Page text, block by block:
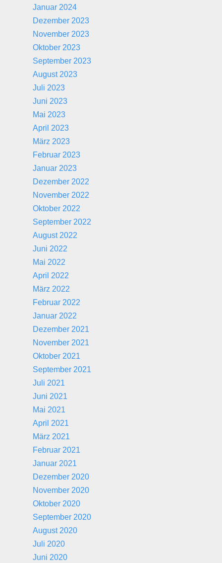
Januar 2024
Dezember 2023
November 2023
Oktober 2023
September 2023
August 2023
Juli 2023
Juni 2023
Mai 2023
April 2023
März 2023
Februar 2023
Januar 2023
Dezember 2022
November 2022
Oktober 2022
September 2022
August 2022
Juni 2022
Mai 2022
April 2022
März 2022
Februar 2022
Januar 2022
Dezember 2021
November 2021
Oktober 2021
September 2021
Juli 2021
Juni 2021
Mai 2021
April 2021
März 2021
Februar 2021
Januar 2021
Dezember 2020
November 2020
Oktober 2020
September 2020
August 2020
Juli 2020
Juni 2020